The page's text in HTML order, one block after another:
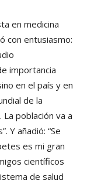
en medicina
con entusiasmo:
importancia
en el país y en
de la
población va a
Y añadió: “Se
es mi gran
científicos
de salud